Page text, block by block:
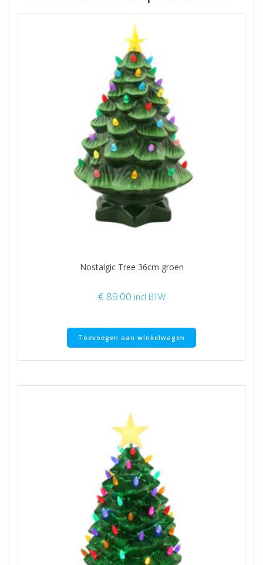
Nostalgic Tree 36cm groen
€ 89.00 incl BTW
Toevoegen aan winkelwagen